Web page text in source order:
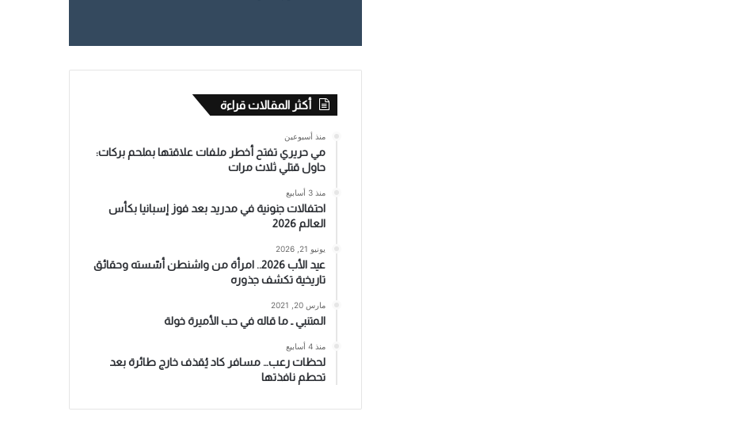
أكثر المقالات قراءة
منذ أسبوعين
مي حريري تفتح أخطر ملفات علاقتها بملحم بركات:
حاول قتلي ثلاث مرات
منذ 3 أسابيع
احتفالات جنونية في مدريد بعد فوز إسبانيا بكأس
العالم 2026
يونيو 21, 2026
عيد الأب 2026.. امرأة من واشنطن أسّسته وحقائق
تاريخية تكشف جذوره
مارس 20, 2021
المتنبي ـ ما قاله في حب الأميرة خولة
منذ 4 أسابيع
لحظات رعب… مسافر كاد يُقذف خارج طائرة بعد
تحطم نافذتها